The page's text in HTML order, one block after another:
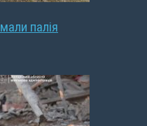
палія